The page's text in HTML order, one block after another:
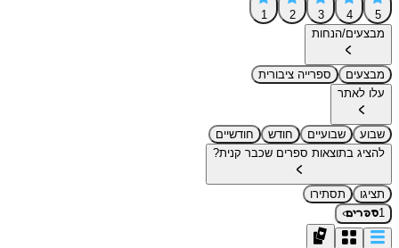
5
4
3
2
1
מבצעים/הנחות
מבצעים
ספרייה ציבורית
עלו לאתר
שבוע שבועיים חודש
חודשיים
להציג בתוצאות ספרים שכבר קנית?
תציגו
תסתירו
1ספרים›